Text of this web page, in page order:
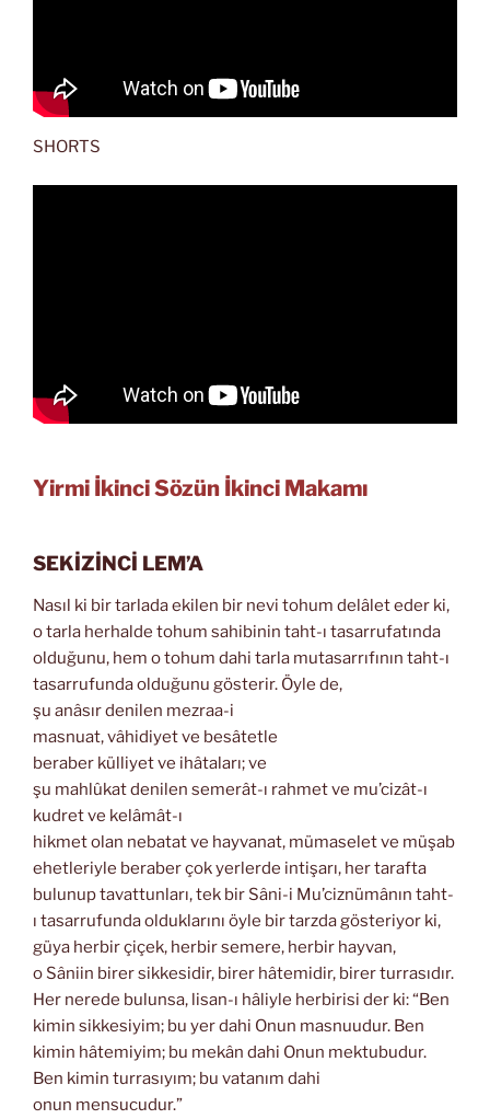
SHORTS
Yirmi İkinci Sözün İkinci Makamı
SEKİZİNCİ LEM’A
Nasıl ki bir tarlada ekilen bir nevi tohum delâlet eder ki,
o tarla herhalde tohum sahibinin taht-ı tasarrufatında
olduğunu, hem o tohum dahi tarla mutasarrıfının taht-ı
tasarrufunda olduğunu gösterir. Öyle de,
şu anâsır denilen mezraa-i
masnuat, vâhidiyet ve besâtetle
beraber külliyet ve ihâtaları; ve
şu mahlûkat denilen semerât-ı rahmet ve mu’cizât-ı
kudret ve kelâmât-ı
hikmet olan nebatat ve hayvanat, mümaselet ve müşab
ehetleriyle beraber çok yerlerde intişarı, her tarafta
bulunup tavattunları, tek bir Sâni-i Mu’ciznümânın taht-
ı tasarrufunda olduklarını öyle bir tarzda gösteriyor ki,
güya herbir çiçek, herbir semere, herbir hayvan,
o Sâniin birer sikkesidir, birer hâtemidir, birer turrasıdır.
Her nerede bulunsa, lisan-ı hâliyle herbirisi der ki: “Ben
kimin sikkesiyim; bu yer dahi Onun masnuudur. Ben
kimin hâtemiyim; bu mekân dahi Onun mektubudur.
Ben kimin turrasıyım; bu vatanım dahi
onun mensucudur.”